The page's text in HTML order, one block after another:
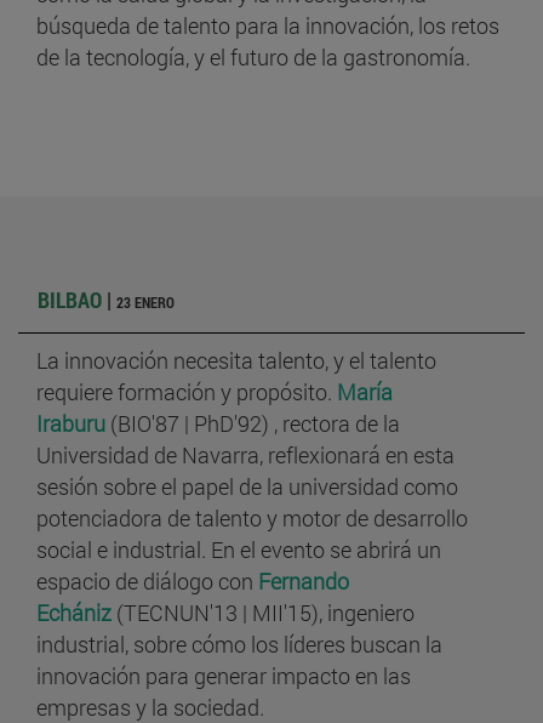
búsqueda de talento para la innovación, los retos
de la tecnología, y el futuro de la gastronomía.
BILBAO | 23 ENERO
La innovación necesita talento, y el talento
requiere formación y propósito. María
Iraburu (BIO'87 | PhD'92) , rectora de la
Universidad de Navarra, reflexionará en esta
sesión sobre el papel de la universidad como
potenciadora de talento y motor de desarrollo
social e industrial. En el evento se abrirá un
espacio de diálogo con Fernando
Echániz (TECNUN'13 | MII'15), ingeniero
industrial, sobre cómo los líderes buscan la
innovación para generar impacto en las
empresas y la sociedad.